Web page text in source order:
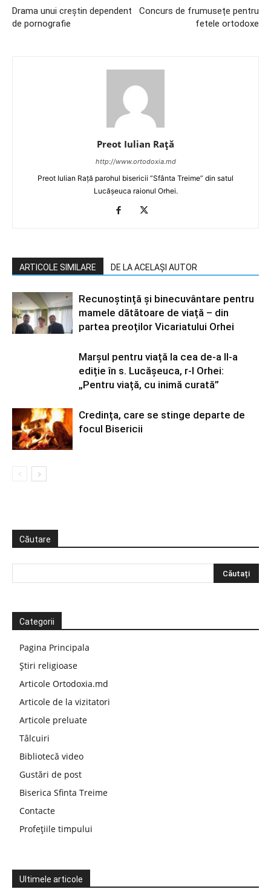
Drama unui creștin dependent
de pornografie
Concurs de frumusețe pentru
fetele ortodoxe
Preot Iulian Raţă
http://www.ortodoxia.md
Preot Iulian Rață parohul bisericii ”Sfânta Treime” din satul
Lucășeuca raionul Orhei.
ARTICOLE SIMILARE DE LA ACELAȘI AUTOR
Recunoștință și binecuvântare pentru
mamele dătătoare de viață – din
partea preoților Vicariatului Orhei
Marșul pentru viață la cea de-a II-a
ediție în s. Lucășeuca, r-l Orhei:
„Pentru viață, cu inimă curată”
Credința, care se stinge departe de
focul Bisericii
Căutare
Categorii
Pagina Principala
Știri religioase
Articole Ortodoxia.md
Articole de la vizitatori
Articole preluate
Tâlcuiri
Bibliotecă video
Gustări de post
Biserica Sfinta Treime
Contacte
Profețiile timpului
Ultimele articole